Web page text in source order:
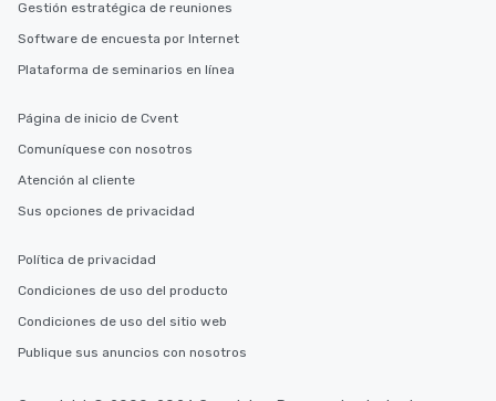
Gestión estratégica de reuniones
Software de encuesta por Internet
Plataforma de seminarios en línea
Página de inicio de Cvent
Comuníquese con nosotros
Atención al cliente
Sus opciones de privacidad
Política de privacidad
Condiciones de uso del producto
Condiciones de uso del sitio web
Publique sus anuncios con nosotros